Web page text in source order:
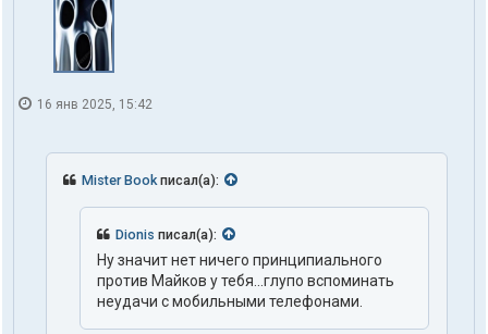
16 янв 2025, 15:42
Mister Bookписал(а):
Dionis писал(а):
Ну значит нет ничего принципиального
против Майков у тебя...глупо вспоминать
неудачи с мобильными телефонами.